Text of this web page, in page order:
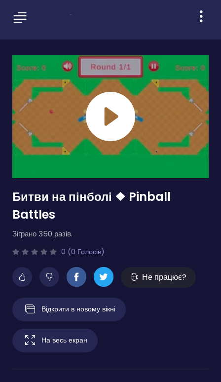
Битви на пінболі ❖ Pinball
Battles
Зіграно 350 разів.
0 (0 Голосів)
Не працює?
Відкрити в новому вікні
На весь екран